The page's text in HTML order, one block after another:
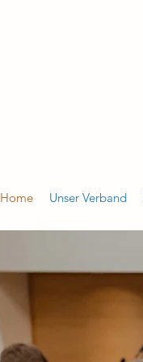
Home Unser Verband
Mitglied werden